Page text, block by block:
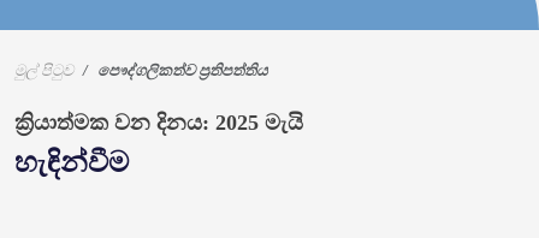
මුල් පිටුව පෞද්ගලිකත්ව ප්‍රතිපත්තිය
ක්‍රියාත්මක වන දිනය: 2025 මැයි
හැඳින්වීම